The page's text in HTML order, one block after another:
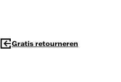
Gratis retourneren